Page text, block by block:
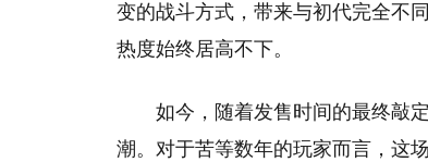
变的战斗方式，带来与初代完全不
热度始终居高不下。
如今，随着发售时间的最终敲
潮。对于苦等数年的玩家而言，这